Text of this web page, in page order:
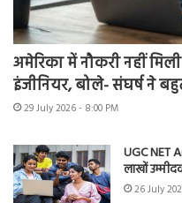
अमेरिका में नौकरी नहीं
इंजीनियर, बोले- संघर्ष ने
29 July 2026 - 8:00 PM
UGC NET
लाखों
26 July